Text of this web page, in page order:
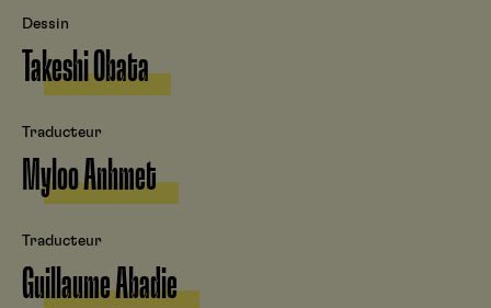
Dessin
Takeshi Obata
Traducteur
Myloo Anhmet
Traducteur
Guillaume Abadie